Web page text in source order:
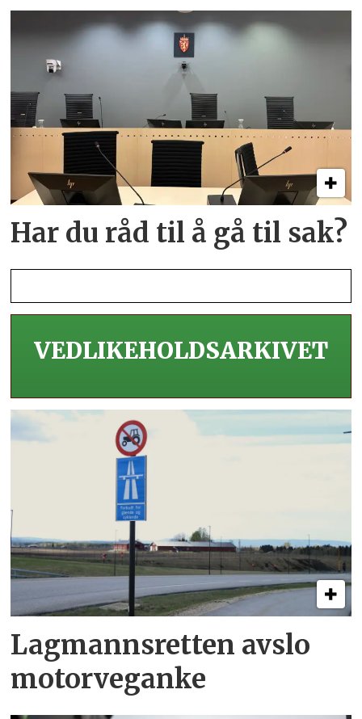
Har du råd til å gå til sak?
VEDLIKEHOLDS­ARKIVET
Lagmannsretten avslo
motorveganke